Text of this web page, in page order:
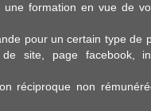
formation en vue de
pour un certain type de
site, page facebook,
réciproque non